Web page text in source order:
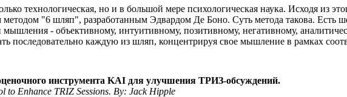
технологическая, но и в большой мере психологическая наука. Исходя из
методом "6 шляп", разработанным Эдвардом Де Боно. Суть метода такова. Есть
мышления - объективному, интуитивному, позитивному, негативному,
последовательно каждую из шляп, концентрируя свое мышление в рамках
инструмента KAI для улучшения ТРИЗ-обсуждений.
to Enhance TRIZ Sessions. By: Jack Hipple